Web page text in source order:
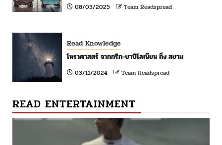
08/03/2025 Team Readspread
Read Knowledge
โหราศาสตร์ จากกรีก-บาบิโลเนียน ถึง สยาม
03/11/2024 Team Readspread
READ ENTERTAINMENT